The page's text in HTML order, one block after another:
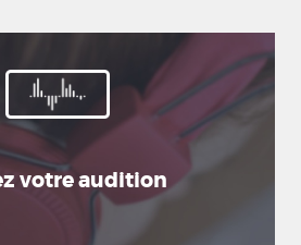
votre audition